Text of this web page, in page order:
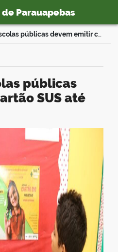
Parauapebas
Alunos de escolas públicas devem emitir cartão SUS até dezembro
SUS até